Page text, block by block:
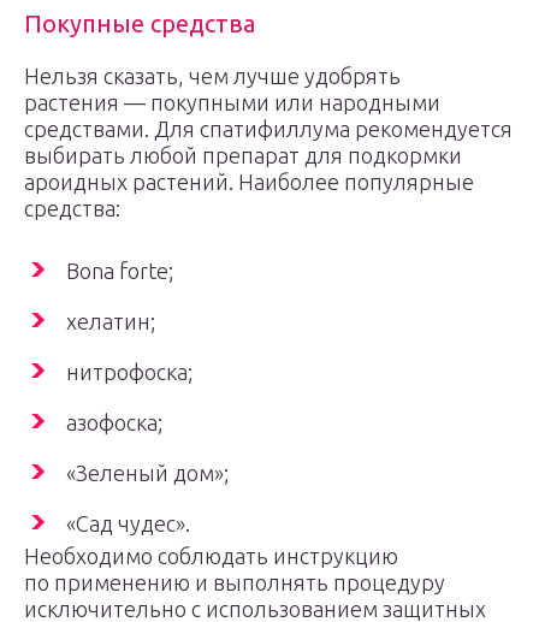
Покупные средства
Нельзя сказать, чем лучше удобрять
растения — покупными или народными
средствами. Для спатифиллума рекомендуется
выбирать любой препарат для подкормки
ароидных растений. Наиболее популярные
средства:
Bona forte;
хелатин;
нитрофоска;
азофоска;
«Зеленый дом»;
«Сад чудес».
Необходимо соблюдать инструкцию
по применению и выполнять процедуру
исключительно с использованием защитных